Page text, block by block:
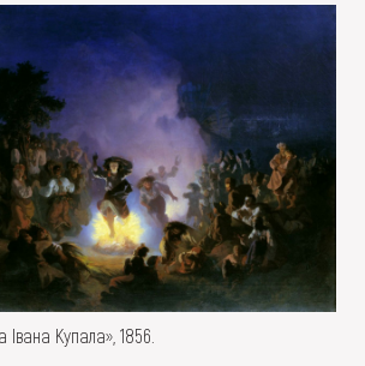
Івана Купала», 1856.